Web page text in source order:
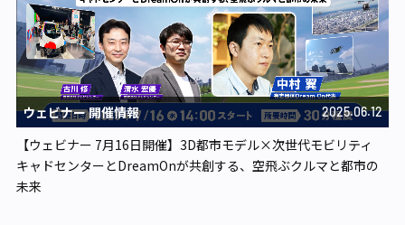
ウェビナー 開催情報 2025.06.12
【ウェビナー 7月16日開催】3D都市モデル×次世代モビリティ
キャドセンターとDreamOnが共創する、空飛ぶクルマと都市の
未来